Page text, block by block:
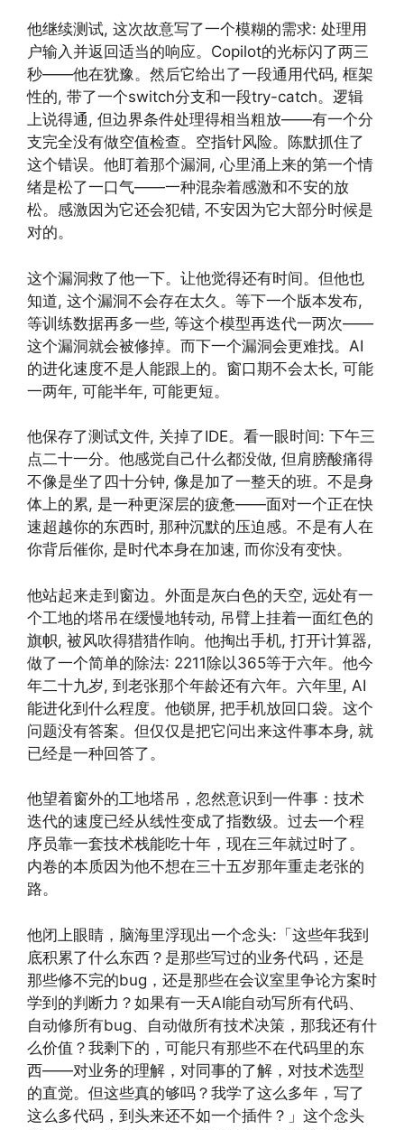
他继续测试, 这次故意写了一个模糊的需求: 处理用
户输入并返回适当的响应。Copilot的光标闪了两三
秒——他在犹豫。然后它给出了一段通用代码, 框架
性的, 带了一个switch分支和一段try-catch。逻辑
上说得通, 但边界条件处理得相当粗放——有一个分
支完全没有做空值检查。空指针风险。陈默抓住了
这个错误。他盯着那个漏洞, 心里涌上来的第一个情
绪是松了一口气——一种混杂着感激和不安的放
松。感激因为它还会犯错, 不安因为它大部分时候是
对的。
这个漏洞救了他一下。让他觉得还有时间。但他也
知道, 这个漏洞不会存在太久。等下一个版本发布,
等训练数据再多一些, 等这个模型再迭代一两次——
这个漏洞就会被修掉。而下一个漏洞会更难找。AI
的进化速度不是人能跟上的。窗口期不会太长, 可能
一两年, 可能半年, 可能更短。
他保存了测试文件, 关掉了IDE。看一眼时间: 下午三
点二十一分。他感觉自己什么都没做, 但肩膀酸痛得
不像是坐了四十分钟, 像是加了一整天的班。不是身
体上的累, 是一种更深层的疲惫——面对一个正在快
速超越你的东西时, 那种沉默的压迫感。不是有人在
你背后催你, 是时代本身在加速, 而你没有变快。
他站起来走到窗边。外面是灰白色的天空, 远处有一
个工地的塔吊在缓慢地转动, 吊臂上挂着一面红色的
旗帜, 被风吹得猎猎作响。他掏出手机, 打开计算器,
做了一个简单的除法: 2211除以365等于六年。他今
年二十九岁, 到老张那个年龄还有六年。六年里, AI
能进化到什么程度。他锁屏, 把手机放回口袋。这个
问题没有答案。但仅仅是把它问出来这件事本身, 就
已经是一种回答了。
他望着窗外的工地塔吊，忽然意识到一件事：技术
迭代的速度已经从线性变成了指数级。过去一个程
序员靠一套技术栈能吃十年，现在三年就过时了。
内卷的本质因为他不想在三十五岁那年重走老张的
路。
他闭上眼睛，脑海里浮现出一个念头:「这些年我到
底积累了什么东西？是那些写过的业务代码，还是
那些修不完的bug，还是那些在会议室里争论方案时
学到的判断力？如果有一天AI能自动写所有代码、
自动修所有bug、自动做所有技术决策，那我还有什
么价值？我剩下的，可能只有那些不在代码里的东
西——对业务的理解，对同事的了解，对技术选型
的直觉。但这些真的够吗？我学了这么多年，写了
这么多代码，到头来还不如一个插件？」这个念头